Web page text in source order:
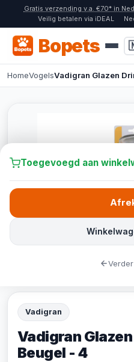
Gratis verzending v.a. €70* in
Veilig betalen via iDEAL
Bopets
HomeVogelsVadigran Glazen
Vadigran
Vadigran
Beugel - 4
Toegevoegd aan